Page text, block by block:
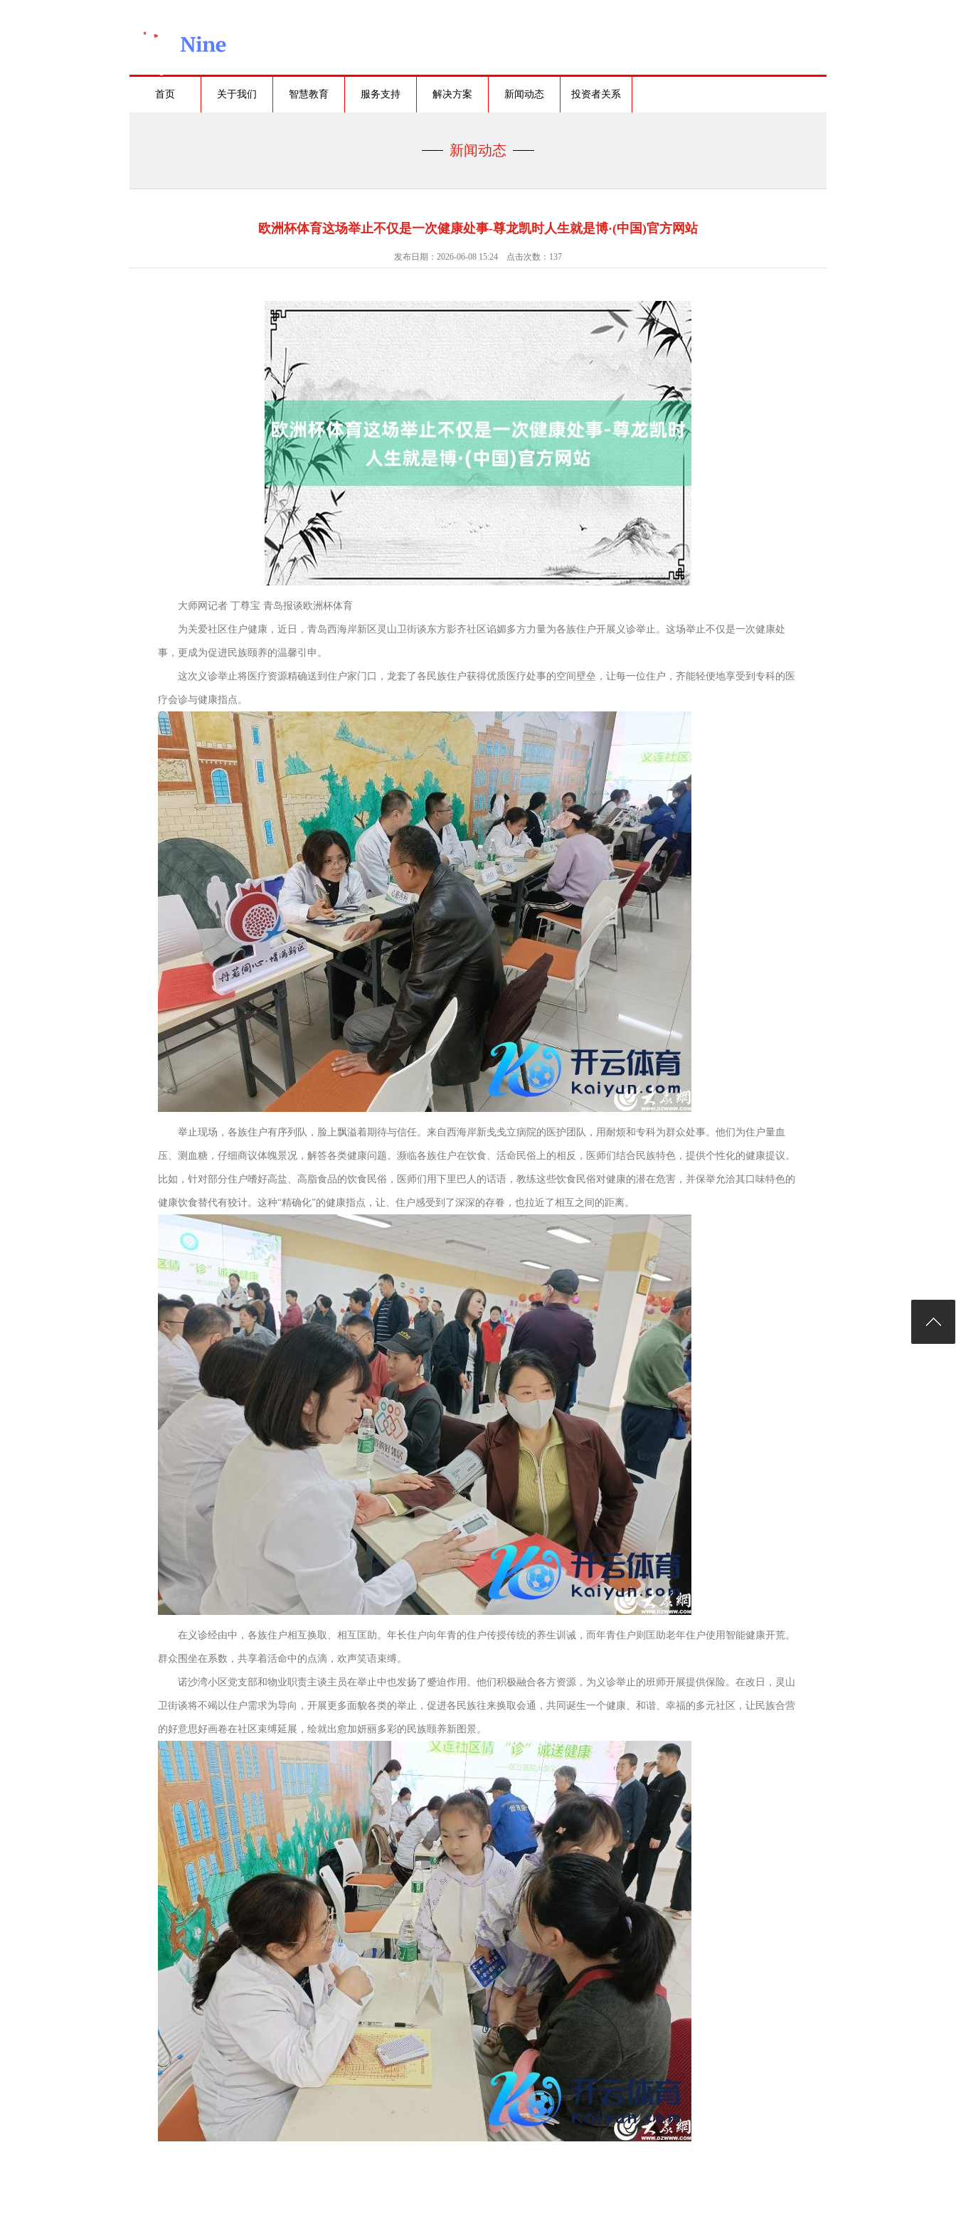
首页 关于我们 智慧教育 服务支持 解决方案 新闻动态 投资者关系
新闻动态
欧洲杯体育这场举止不仅是一次健康处事-尊龙凯时人生就是博·(中国)官方网站
发布日期：2026-06-08 15:24 点击次数：137
大师网记者 丁尊宝 青岛报谈欧洲杯体育
为关爱社区住户健康，近日，青岛西海岸新区灵山卫街谈东方影齐社区谄媚多方力量为各族住户开展义诊举止。这场举止不仅是一次健康处
事，更成为促进民族颐养的温馨引申。
这次义诊举止将医疗资源精确送到住户家门口，龙套了各民族住户获得优质医疗处事的空间壁垒，让每一位住户，齐能轻便地享受到专科的医
疗会诊与健康指点。
举止现场，各族住户有序列队，脸上飘溢着期待与信任。来自西海岸新戋戋立病院的医护团队，用耐烦和专科为群众处事。他们为住户量血
压、测血糖，仔细商议体魄景况，解答各类健康问题。濒临各族住户在饮食、活命民俗上的相反，医师们结合民族特色，提供个性化的健康提议。
比如，针对部分住户嗜好高盐、高脂食品的饮食民俗，医师们用下里巴人的话语，教练这些饮食民俗对健康的潜在危害，并保举允洽其口味特色的
健康饮食替代有狡计。这种“精确化”的健康指点，让、住户感受到了深深的存眷，也拉近了相互之间的距离。
在义诊经由中，各族住户相互换取、相互匡助。年长住户向年青的住户传授传统的养生训诫，而年青住户则匡助老年住户使用智能健康开荒。
群众围坐在系数，共享着活命中的点滴，欢声笑语束缚。
诺沙湾小区党支部和物业职责主谈主员在举止中也发扬了蹙迫作用。他们积极融合各方资源，为义诊举止的班师开展提供保险。在改日，灵山
卫街谈将不竭以住户需求为导向，开展更多面貌各类的举止，促进各民族往来换取会通，共同诞生一个健康、和谐、幸福的多元社区，让民族合营
的好意思好画卷在社区束缚延展，绘就出愈加妍丽多彩的民族颐养新图景。